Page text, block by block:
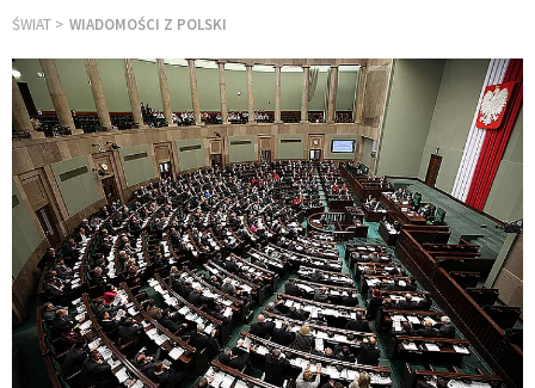
ŚWIAT WIADOMOŚCI Z POLSKI